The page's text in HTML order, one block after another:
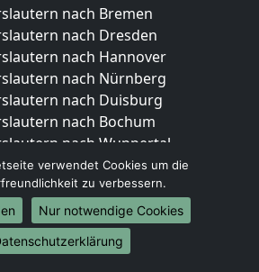
nach Bremen
nach Dresden
nach Hannover
nach Nürnberg
nach Duisburg
nach Bochum
nach Wuppertal
nach Bielefeld
nach Bonn
nach Münster
verwendet Cookies um die
zu verbessern.
Nur notwendige Cookies